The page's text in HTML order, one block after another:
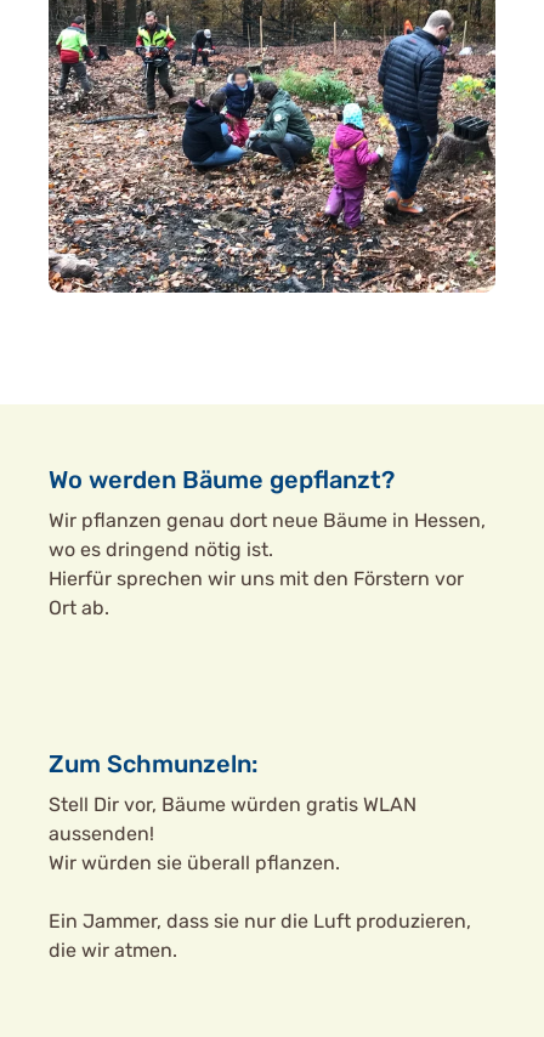
Wo werden Bäume gepflanzt?
Wir pflanzen genau dort neue Bäume in Hessen,
wo es dringend nötig ist.
Hierfür sprechen wir uns mit den Förstern vor
Ort ab.
Zum Schmunzeln:
Stell Dir vor, Bäume würden gratis WLAN
aussenden!
Wir würden sie überall pflanzen.
Ein Jammer, dass sie nur die Luft produzieren,
die wir atmen.